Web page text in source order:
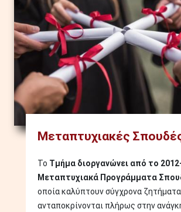
Μεταπτυχιακές
Το Τμήμα διοργανώνει από το
Μεταπτυχιακά Προγράμματα
οποία καλύπτουν σύγχρονα ζητήματα
ανταποκρίνονται πλήρως στην